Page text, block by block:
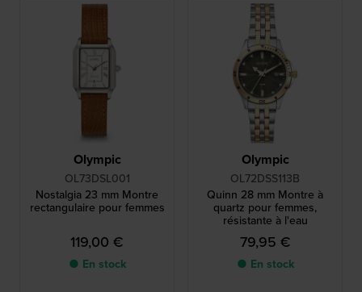
Olympic
OL73DSL001
Nostalgia 23 mm Montre
rectangulaire pour femmes
119,00 €
● En stock
Olympic
OL72DSS113B
Quinn 28 mm Montre à
quartz pour femmes,
résistante à l'eau
79,95 €
● En stock